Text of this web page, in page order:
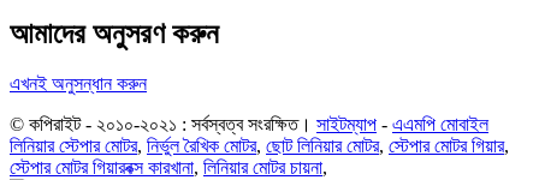
আমাদের অনুসরণ করুন
এখনই অনুসন্ধান করুন
© কপিরাইট - ২০১০-২০২১ : সর্বস্বত্ব সংরক্ষিত। সাইটম্যাপ - এএমপি মোবাইল
লিনিয়ার স্টেপার মোটর, নির্ভুল রৈখিক মোটর, ছোট লিনিয়ার মোটর, স্টেপার মোটর গিয়ার,
স্টেপার মোটর গিয়ারবক্স কারখানা, লিনিয়ার মোটর চায়না,